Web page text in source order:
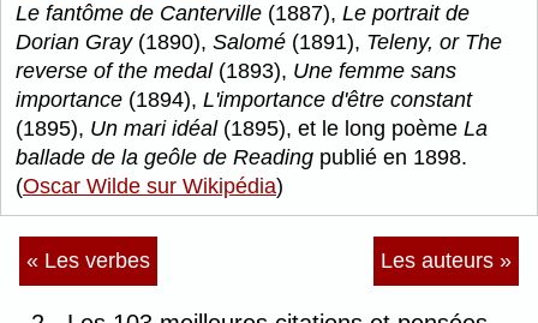
Le fantôme de Canterville (1887), Le portrait de
Dorian Gray(1890), Salomé (1891), Teleny, or The
reverse of the medal(1893), Une femme sans
importance (1894), L'importance d'être constant
(1895), Un mari idéal(1895), et le long poème La
ballade de la geôle de Reading publié en 1898.
(Oscar Wilde sur Wikipédia)
« Les verbes Les auteurs »